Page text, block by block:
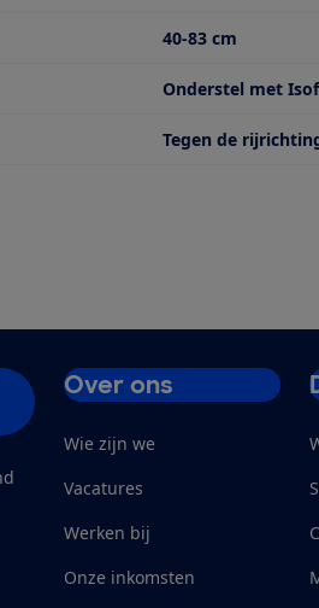
voor Geschikt voor
40-83 cm
Onderstel met
Tegen de
Over ons
Wie zijn we
Vacatures
Werken bij
Onze inkomsten